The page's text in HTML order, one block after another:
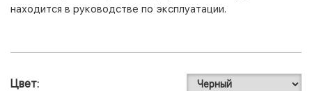
находится в руководстве по эксплуатации.
Цвет